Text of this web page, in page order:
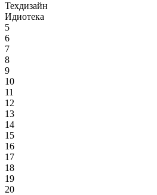
Техдизайн
Идиотека
5
6
7
8
9
10
11
12
13
14
15
16
17
18
19
20